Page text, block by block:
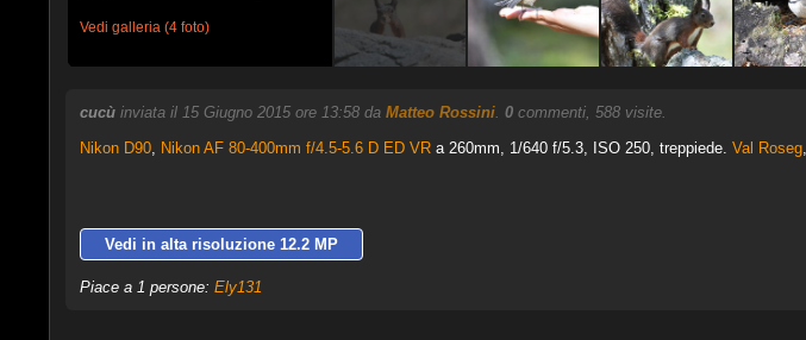
Vedi galleria (4 foto)
cucù inviata il 15 Giugno 2015 ore 13:58 da Matteo Rossini. 0commenti, 588 visite.
Nikon D90, Nikon AF 80-400mm f/4.5-5.6 D ED VRa 260mm, 1/640 f/5.3, ISO 250, treppiede. Val Roseg
Vedi in alta risoluzione 12.2 MP
Piace a 1 persone: Ely131